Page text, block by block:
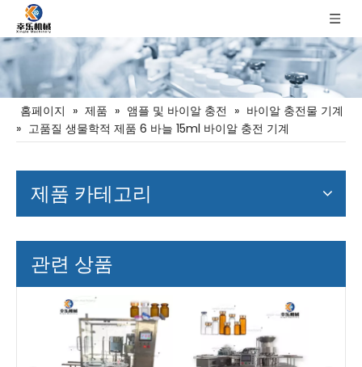
홈페이지 » 제품 » 앰플 및 바이알 충전 » 바이알 충전물 기계
» 고품질 생물학적 제품 6 바늘 15ml 바이알 충전 기계
제품 카테고리
관련 상품